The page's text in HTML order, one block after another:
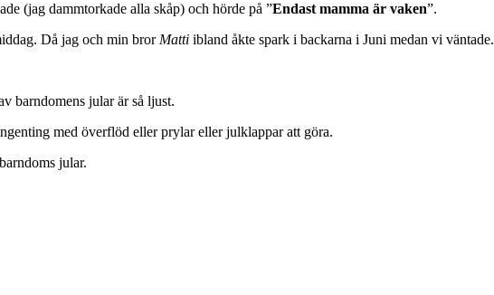
(jag dammtorkade alla skåp) och hörde på ”Endast mamma är vaken”.
Då jag och min bror Matti ibland åkte spark i backarna i Juni medan vi väntade.
barndomens jular är så ljust.
med överflöd eller prylar eller julklappar att göra.
jular.